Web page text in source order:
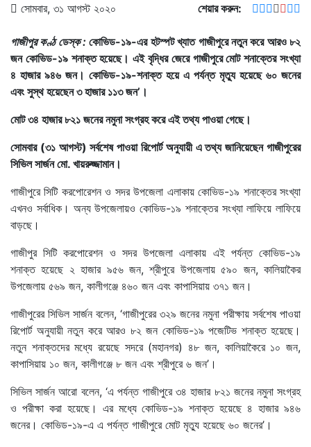
সোমবার, ৩১ আগস্ট ২০২০ শেয়ার করুন:
গাজীপুর কণ্ঠ ডেস্ক : কোভিড-১৯-এর হটস্পট খ্যাত গাজীপুরে নতুন করে আরও ৮২
জন কোভিড-১৯ শনাক্ত হয়েছে। এই বৃদ্ধির জেরে গাজীপুরে মোট শনাক্তের সংখ্যা
৪ হাজার ৯৪৬ জন। কোভিড-১৯-শনাক্ত হয়ে এ পর্যন্ত মৃত্যু হয়েছে ৬০ জনের
এবং সুস্থ হয়েছেন ৩ হাজার ১১৩ জন’।
মোট ৩৪ হাজার ৮২১ জনের নমুনা সংগ্রহ করে এই তথ্য পাওয়া গেছে।
সোমবার (৩১ আগস্ট) সর্বশেষ পাওয়া রিপোর্ট অনুযায়ী এ তথ্য জানিয়েছেন গাজীপুরের
সিভিল সার্জন মো. খায়রুজ্জামান।
গাজীপুরে সিটি করপোরেশন ও সদর উপজেলা এলাকায় কোভিড-১৯ শনাক্তের সংখ্যা
এখনও সর্বাধিক। অন্য উপজেলায়ও কোভিড-১৯ শনাক্তের সংখ্যা লাফিয়ে লাফিয়ে
বাড়ছে।
গাজীপুর সিটি করপোরেশন ও সদর উপজেলা এলাকায় এই পর্যন্ত কোভিড-১৯
শনাক্ত হয়েছে ২ হাজার ৯৫৬ জন, শ্রীপুরে উপজেলায় ৫৯০ জন, কালিয়াকৈর
উপজেলায় ৫৬৯ জন, কালীগঞ্জে ৪৬০ জন এবং কাপাসিয়ায় ৩৭১ জন।
গাজীপুরের সিভিল সার্জন বলেন, ‘গাজীপুরের ৩২৯ জনের নমুনা পরীক্ষায় সর্বশেষ পাওয়া
রিপোর্ট অনুযায়ী নতুন করে আরও ৮২ জন কোভিড-১৯ পজেটিভ শনাক্ত হয়েছে।
নতুন শনাক্তদের মধ্যে রয়েছে সদরে (মহানগর) ৪৮ জন, কালিয়াকৈরে ১০ জন,
কাপাসিয়ায় ১০ জন, কালীগঞ্জে ৮ জন এবং শ্রীপুরে ৬ জন’।
সিভিল সার্জন আরো বলেন, ‘এ পর্যন্ত গাজীপুরে ৩৪ হাজার ৮২১ জনের নমুনা সংগ্রহ
ও পরীক্ষা করা হয়েছে। এর মধ্যে কোভিড-১৯ শনাক্ত হয়েছে ৪ হাজার ৯৪৬
জনের। কোভিড-১৯-এ এ পর্যন্ত গাজীপুরে মোট মৃত্যু হয়েছে ৬০ জনের’।